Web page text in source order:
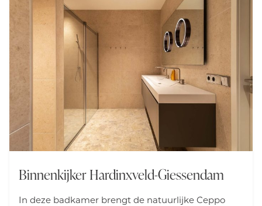
Binnenkijker Hardinxveld-Giessendam
In deze badkamer brengt de natuurlijke Ceppo